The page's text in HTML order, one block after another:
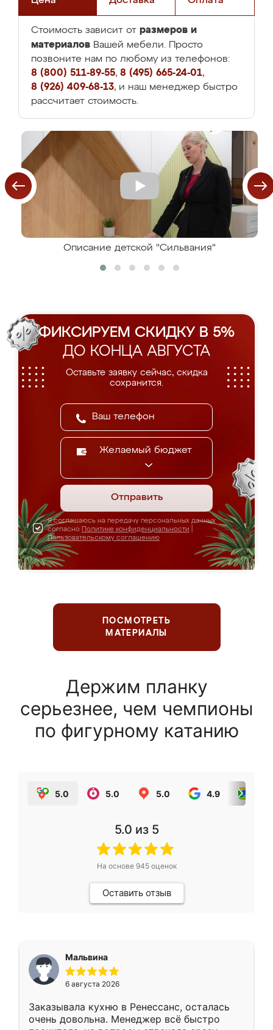
Стоимость зависит от размеров и
материалов Вашей мебели. Просто
позвоните нам по любому из телефонов:
8 (800) 511-89-55, 8 (495) 665-24-01,
8 (926) 409-68-13, и наш менеджер быстро
рассчитает стоимость.
Описание детской "Сильвания"
ФИКСИРУЕМ СКИДКУ В 5%
ДО КОНЦА АВГУСТА
Оставьте заявку сейчас, скидка
сохранится.
Желаемый бюджет
Отправить
Я соглашаюсь на передачу персональных данных
согласно Политике конфиденциальности
Пользовательскому соглашению
ПОСМОТРЕТЬ
МАТЕРИАЛЫ
Держим планку
серьезнее, чем чемпионы
по фигурному катанию
5.0 5.0 5.0 4.9
5.0 из 5
На основе 945оценок
Оставить отзыв
Мальвина
6 августа 2026
Заказывала кухню в Ренессанс, осталась
очень довольна. Менеджер всё быстро